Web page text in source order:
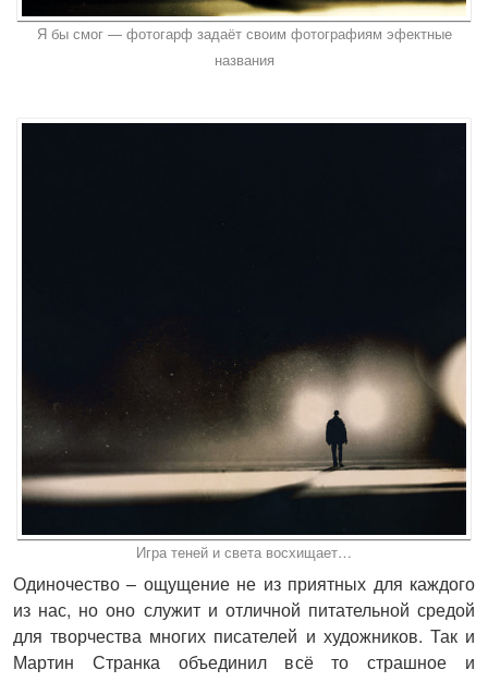
Я бы смог — фотогарф задаёт своим фотографиям эфектные
названия
Игра теней и света восхищает…
Одиночество – ощущение не из приятных для каждого
из нас, но оно служит и отличной питательной средой
для творчества многих писателей и художников. Так и
Мартин Странка объединил всё то страшное и